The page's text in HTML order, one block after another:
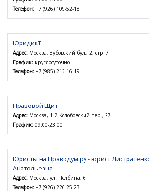
Телефон: +7 (926) 109-52-18
ЮридикТ
Адрес: Москва, Зубовский бул., 2, стр. 7
График: круглосуточно
Телефон: +7 (985) 212-16-19
Правовой Щит
Адрес: Москва, 1-й Колобовский пер., 27
График: 09:00-23:00
Юристы на Праводум.ру - юрист
Анатольеана
Адрес: Москва, ул. Полбина, 6
Телефон: +7 (926) 226-25-23